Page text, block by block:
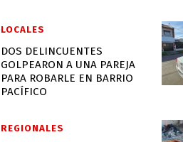
DOS DELINCUENTES
GOLPEARON A UNA PAREJA
PARA ROBARLE EN BARRIO
PACÍFICO
LOCALES
REGIONALES